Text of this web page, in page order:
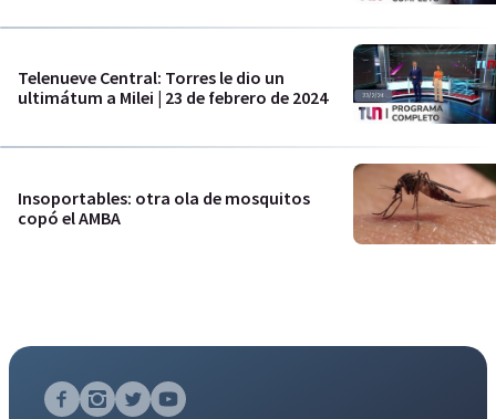
Telenueve Central: Torres le dio un
ultimátum a Milei | 23 de febrero de 2024
Insoportables: otra ola de mosquitos
copó el AMBA